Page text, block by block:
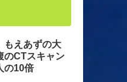
もえあずの大
のCTスキャン
の10倍